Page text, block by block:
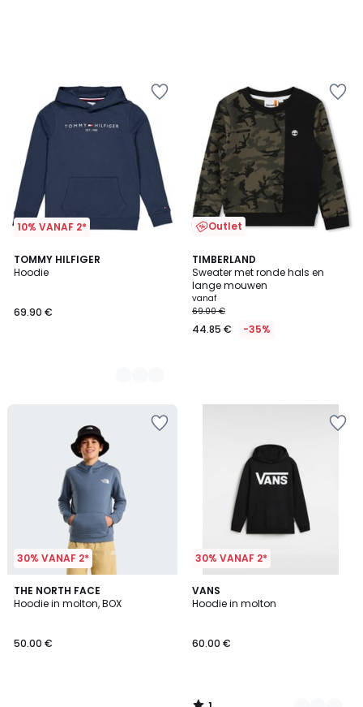
10% VANAF 2*
TOMMY HILFIGER
Hoodie
69.90 €
2
Kleuren
Outlet
TIMBERLAND
Sweater met ronde hals en
lange mouwen
vanaf
69.00 €
44.85 € -35%
30% VANAF 2*
THE NORTH FACE
Hoodie in molton, BOX
50.00 €
30% VANAF 2*
VANS
Hoodie in molton
60.00 €
1
/
2
Kleuren